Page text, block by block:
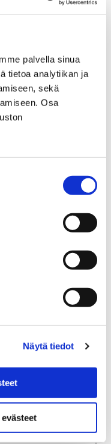
palvella sinua
tietoa analytiikan ja
sekä
Osa
Näytä tiedot
Lukio
Porissa
on